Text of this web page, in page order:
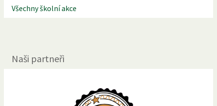
Všechny školní akce
Naši partneři